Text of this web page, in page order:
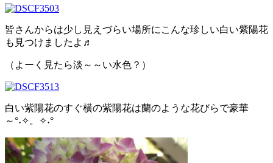
皆さんからは少し見えづらい場所にこんな珍しい白い紫陽花
も見つけましたよ♬
（よーく見たら淡～～い水色？）
白い紫陽花のすぐ横の紫陽花は蘭のような花びらで豪華
～°˖✧。✧˖°